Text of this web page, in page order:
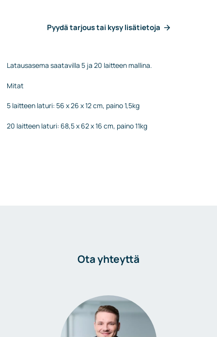
Pyydä tarjous tai kysy lisätietoja
Latausasema saatavilla 5 ja 20 laitteen mallina.
Mitat
5 laitteen laturi: 56 x 26 x 12 cm, paino 1,5kg
20 laitteen laturi: 68,5 x 62 x 16 cm, paino 11kg
Ota yhteyttä